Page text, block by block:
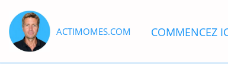
Aller
au
ACTIMOMES.COM COMMENCEZ